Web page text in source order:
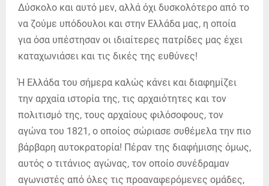
Δύσκολο και αυτό μεν, αλλά όχι δυσκολότερο από το
να ζούμε υπόδουλοι και στην Ελλάδα μας, η οποία
για όσα υπέστησαν οι ιδιαίτερες πατρίδες μας έχει
καταχωνιάσει και τις δικές της ευθύνες!
Ή Ελλάδα του σήμερα καλώς κάνει και διαφημίζει
την αρχαία ιστορία της, τις αρχαιότητες και τον
πολιτισμό της, τους αρχαίους φιλόσοφους, τον
αγώνα του 1821, ο οποίος σώριασε συθέμελα την πιο
βάρβαρη αυτοκρατορία! Πέραν της διαφήμισης όμως,
αυτός ο τιτάνιος αγώνας, τον οποίο συνέδραμαν
αγωνιστές από όλες τις προαναφερόμενες ομάδες,